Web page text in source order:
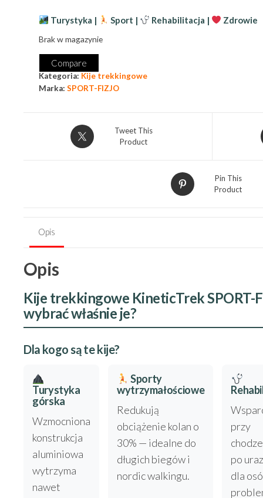
Turystyka | Sport | Rehabilitacja | Zdrowie
Brak w magazynie
Compare
Kategoria: Kije trekkingowe
Marka: SPORT-FIZJO
Tweet This
Product
Pin This
Product
Opis
Opis
Kije trekkingowe KineticTrek SPORT-
wybrać właśnie je?
Dla kogo są te kije?
Turystyka
górska
Wzmocniona
konstrukcja
aluminiowa
wytrzyma
nawet
Sporty
wytrzymałościowe
Redukują
obciążenie kolan o
30% — idealne do
długich biegów i
nordic walkingu.
przy
po
dla